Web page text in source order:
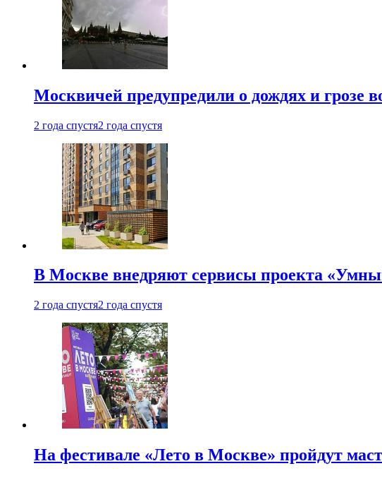
Москвичей предупредили о дождях и грозе
2 года спустя2 года спустя
В Москве внедряют сервисы проекта
2 года спустя2 года спустя
На фестивале «Лето в Москве» пройдут